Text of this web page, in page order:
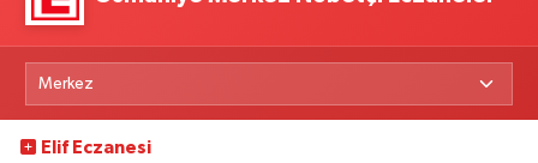
Elif Eczanesi